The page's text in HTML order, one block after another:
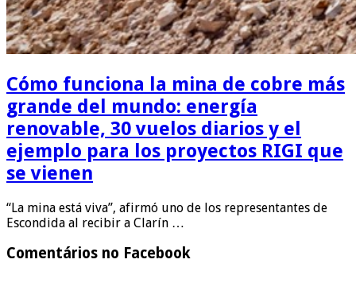
Cómo funciona la mina de cobre más
grande del mundo: energía
renovable, 30 vuelos diarios y el
ejemplo para los proyectos RIGI que
se vienen
“La mina está viva”, afirmó uno de los representantes de
Escondida al recibir a Clarín …
Comentários no Facebook